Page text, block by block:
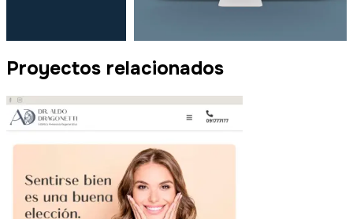
Proyectos relacionados